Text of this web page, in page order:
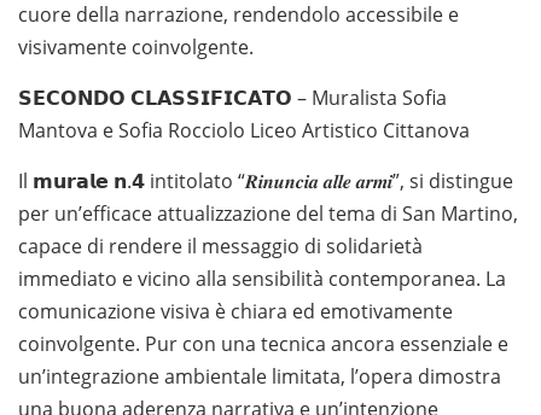
cuore della narrazione, rendendolo accessibile e
visivamente coinvolgente.
𝗦𝗘𝗖𝗢𝗡𝗗𝗢 𝗖𝗟𝗔𝗦𝗦𝗜𝗙𝗜𝗖𝗔𝗧𝗢 – Muralista Sofia
Mantova e Sofia Rocciolo Liceo Artistico Cittanova
Il 𝗺𝘂𝗿𝗮𝗹𝗲 𝗻.𝟰 intitolato “𝑹𝒊𝒏𝒖𝒏𝒄𝒊𝒂 𝒂𝒍𝒍𝒆 𝒂𝒓𝒎𝒊”, si distingue
per un’efficace attualizzazione del tema di San Martino,
capace di rendere il messaggio di solidarietà
immediato e vicino alla sensibilità contemporanea. La
comunicazione visiva è chiara ed emotivamente
coinvolgente. Pur con una tecnica ancora essenziale e
un’integrazione ambientale limitata, l’opera dimostra
una buona aderenza narrativa e un’intenzione